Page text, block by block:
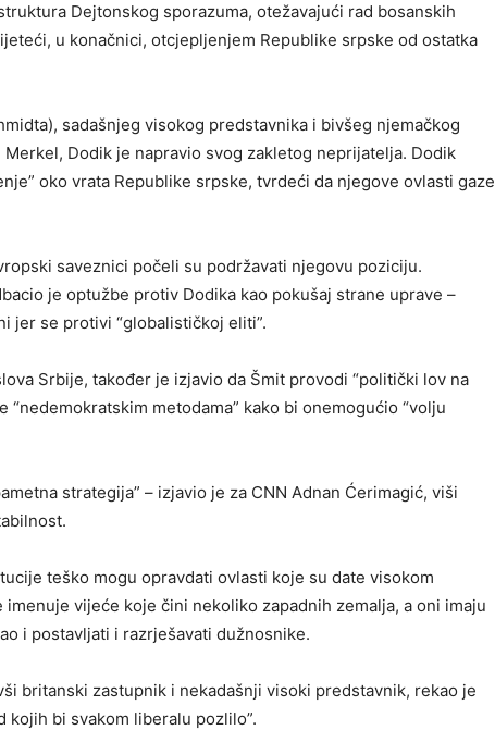
Dejtonskog sporazuma, otežavajući rad bosanskih
u konačnici, otcjepljenjem Republike srpske od ostatka
sadašnjeg visokog predstavnika i bivšeg njemačkog
Dodik je napravio svog zakletog neprijatelja. Dodik
oko vrata Republike srpske, tvrdeći da njegove ovlasti gaze
saveznici počeli su podržavati njegovu poziciju.
je optužbe protiv Dodika kao pokušaj strane uprave –
jer se protivi “globalističkoj eliti”.
Srbije, također je izjavio da Šmit provodi “politički lov na
metodama” kako bi onemogućio “volju
strategija” – izjavio je za CNN Adnan Ćerimagić, viši
teško mogu opravdati ovlasti koje su date visokom
vijeće koje čini nekoliko zapadnih zemalja, a oni imaju
i postavljati i razrješavati dužnosnike.
britanski zastupnik i nekadašnji visoki predstavnik, rekao je
kojih bi svakom liberalu pozlilo”.